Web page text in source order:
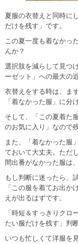
夏服の衣替えと同時に
だけを残す」です。
この夏一度も着なかっ
んか？
選択肢を減らして見つ
ーゼット」への最大の近
衣替えをする時は、ま
「着なかった服」に分
そして、「この夏着た
のお気に入り」なので
また、「着なかった服
ておいて大丈夫。ただ
間出番がなかった服は
もし判断に迷ったら、
「この服を着てお出か
えが出るはずです。
「時短＆すっきりクロ
たい服だけを残す」判
いつも忙しくて洋服を